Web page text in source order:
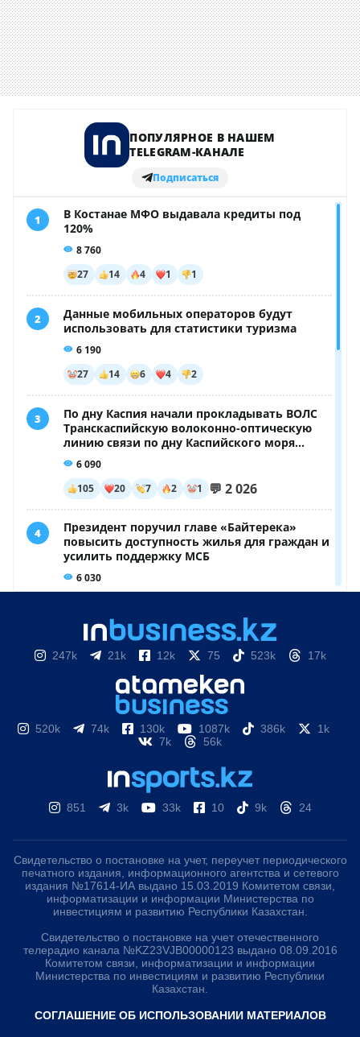
247k 21k 12k 75 523k 17k
520k 74k 130k 1087k 386k
1k
7k
56k
851 3k 33k 10 9k 24
Свидетельство о постановке на учет, переучет периодического
печатного издания, информационного агентства и сетевого
издания №17614-ИА выдано 15.03.2019 Комитетом связи,
информатизации и информации Министерства по
инвестициям и развитию Республики Казахстан.
Свидетельство о постановке на учет отечественного
телерадио канала №KZ23VJB00000123 выдано 08.09.2016
Комитетом связи, информатизации и информации
Министерства по инвестициям и развитию Республики
Казахстан.
СОГЛАШЕНИЕ ОБ ИСПОЛЬЗОВАНИИ МАТЕРИАЛОВ